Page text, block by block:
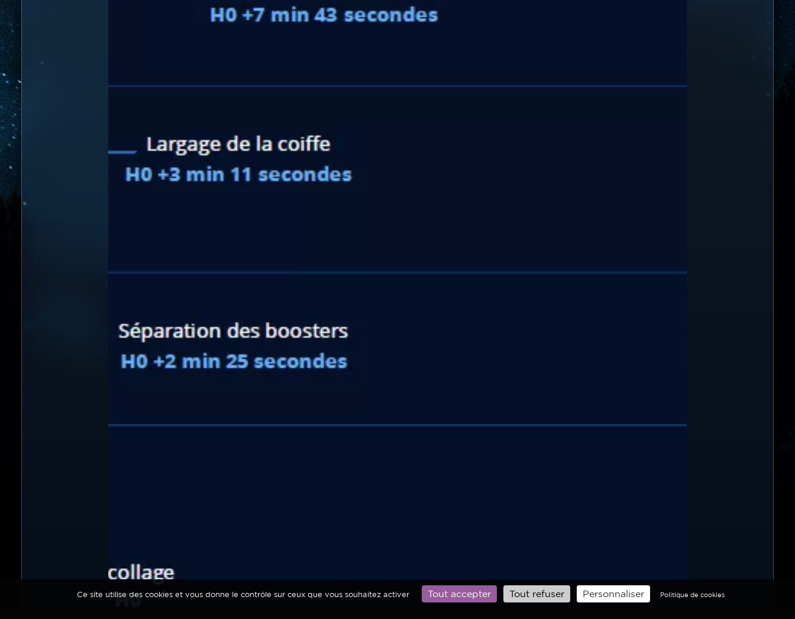
Ce site utilise des cookies et vous donne le contrôle sur ceux que vous souhaitez activer Tout accepter Tout refuser Personnaliser Politique de cookies